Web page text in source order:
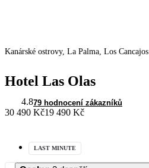
Kanárské ostrovy, La Palma, Los Cancajos
Hotel Las Olas
4.879 hodnocení zákazníků
30 490 Kč19 490 Kč
LAST MINUTE